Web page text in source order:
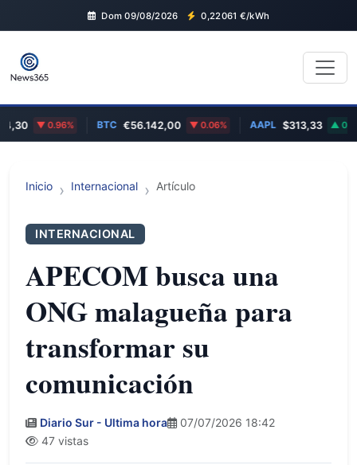
Dom 09/08/2026 0,22061 €/kWh
0.96% BTC €56.142,00 0.06% AAPL $313,33 0.29%
Inicio Internacional Artículo
INTERNACIONAL
APECOM busca una
ONG malagueña para
transformar su
comunicación
Diario Sur - Ultima hora
07/07/2026 18:42
47 vistas